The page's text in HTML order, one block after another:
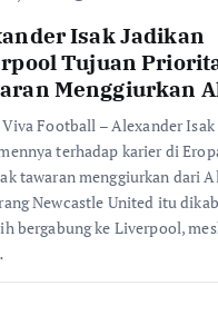
Isak Jadikan
Tujuan
Menggiurkan
Football – Alexander Isak
terhadap karier di
tawaran menggiurkan dari
Newcastle United itu
bergabung ke Liverpool,